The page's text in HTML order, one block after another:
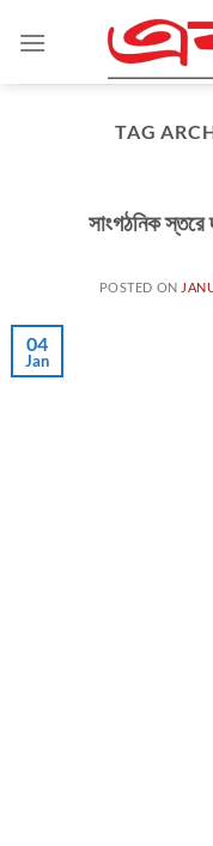
TAG
সাংগঠনিক স্তরে
POSTED ON
04
Jan